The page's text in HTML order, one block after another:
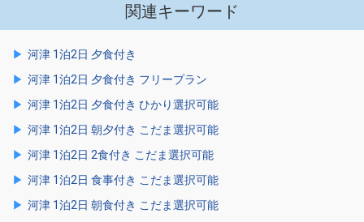
関連キーワード
河津 1泊2日 夕食付き
河津 1泊2日 夕食付き フリープラン
河津 1泊2日 夕食付き ひかり選択可能
河津 1泊2日 朝夕付き こだま選択可能
河津 1泊2日 2食付き こだま選択可能
河津 1泊2日 食事付き こだま選択可能
河津 1泊2日 朝食付き こだま選択可能